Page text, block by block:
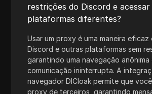
Reddit
Shopee
Shopify
Skrill
restrições do Discord e acessar
plataformas diferentes?
Usar um proxy é uma maneira eficaz
Discord e outras plataformas sem
garantindo uma navegação anônima
comunicação ininterrupta. A
navegador DICloak permite que
proxy de terceiros, garantindo